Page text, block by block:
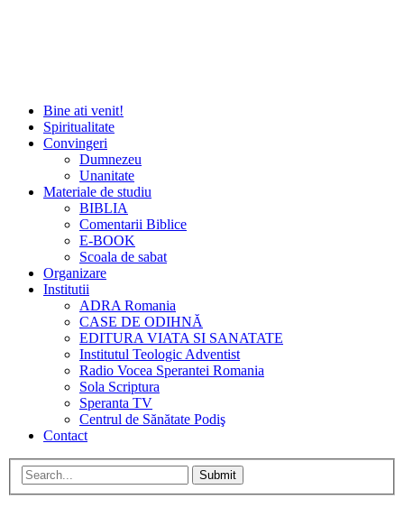
Bine ati venit!
Spiritualitate
Convingeri
Dumnezeu
Unanitate
Materiale de studiu
BIBLIA
Comentarii Biblice
E-BOOK
Scoala de sabat
Organizare
Institutii
ADRA Romania
CASE DE ODIHNĂ
EDITURA VIATA SI SANATATE
Institutul Teologic Adventist
Radio Vocea Sperantei Romania
Sola Scriptura
Speranta TV
Centrul de Sănătate Podiş
Contact
Submit